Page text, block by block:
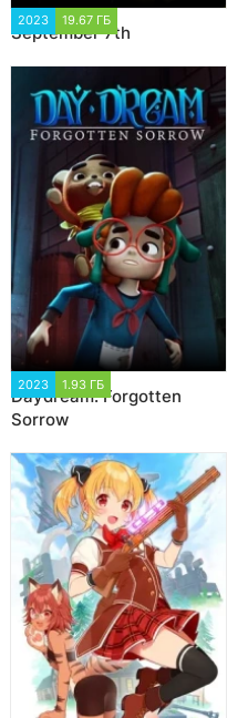
2023 19.67 ГБ
September 7th
2023 1.93 ГБ
Daydream: Forgotten
Sorrow